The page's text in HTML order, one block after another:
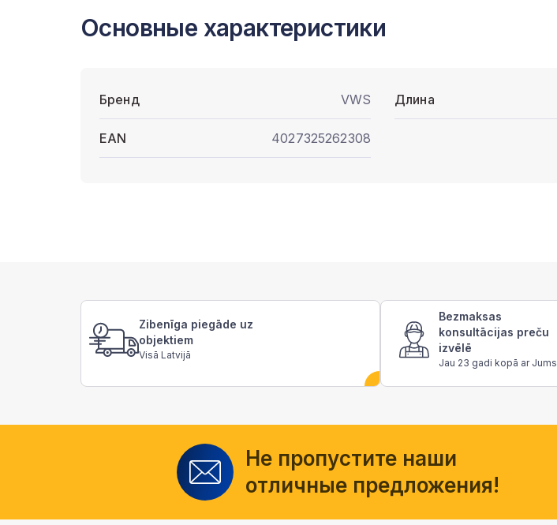
Основные характеристики
Бренд VWS Длина
EAN 4027325262308
Zibenīga piegāde uz
objektiem
Visā Latvijā
Bezmaksas
konsultācijas preču
izvēlē
Jau 23 gadi kopā ar Jums
Не пропустите наши
отличные предложения!